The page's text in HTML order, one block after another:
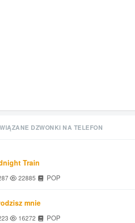
DZWONKI NA TELEFON
Train
22885 POP
mnie
16272 POP